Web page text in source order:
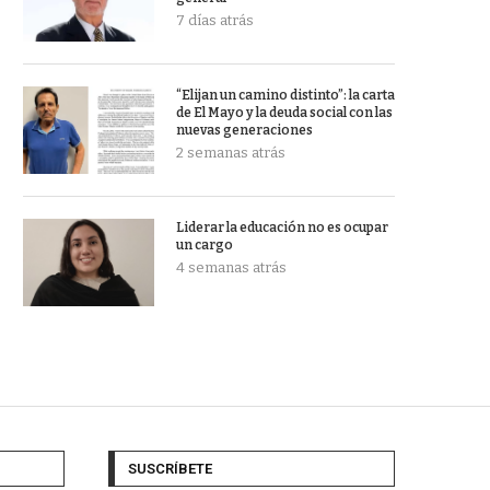
7 días atrás
“Elijan un camino distinto”: la carta
de El Mayo y la deuda social con las
nuevas generaciones
2 semanas atrás
Liderar la educación no es ocupar
un cargo
4 semanas atrás
SUSCRÍBETE